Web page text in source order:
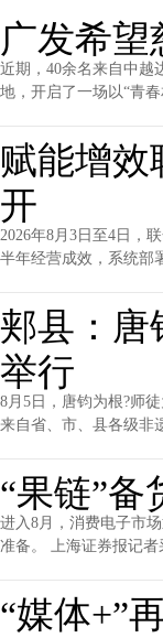
广发希
近期，40余名来自中
地，开启了一场以“青
赋能增效
开
2026年8月3日至4日，
半年经营成效，系统部
郏县：唐
举行
8月5日，唐钧为根?师
来自省、市、县各级非
“果链”
进入8月，消费电子市
准备。 上海证券报记
“媒体+”